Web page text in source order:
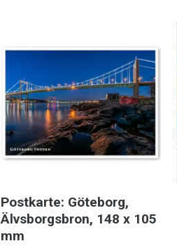
Postkarte: Göteborg,
Älvsborgsbron, 148 x 105
mm